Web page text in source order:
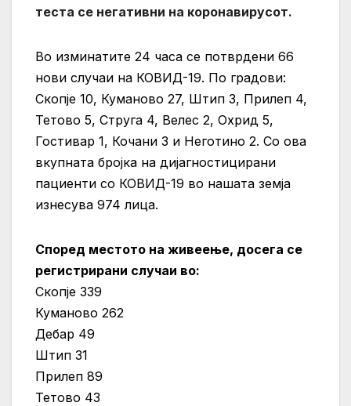
теста се негативни на коронавирусот.
Во изминатите 24 часа се потврдени 66
нови случаи на КОВИД-19. По градови:
Скопје 10, Куманово 27, Штип 3, Прилеп 4,
Тетово 5, Струга 4, Велес 2, Охрид 5,
Гостивар 1, Кочани 3 и Неготино 2. Со ова
вкупната бројка на дијагностицирани
пациенти со КОВИД-19 во нашата земја
изнесува 974 лица.
Според местото на живеење, досега се
регистрирани случаи во:
Скопје 339
Куманово 262
Дебар 49
Штип 31
Прилеп 89
Тетово 43